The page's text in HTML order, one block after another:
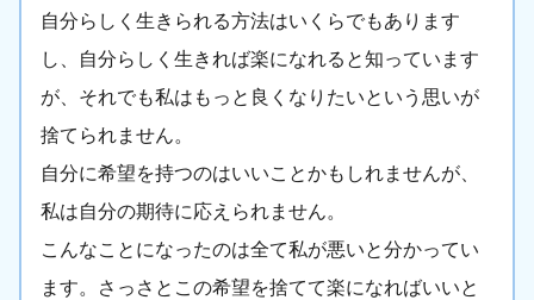
自分らしく生きられる方法はいくらでもあります
し、自分らしく生きれば楽になれると知っています
が、それでも私はもっと良くなりたいという思いが
捨てられません。
自分に希望を持つのはいいことかもしれませんが、
私は自分の期待に応えられません。
こんなことになったのは全て私が悪いと分かってい
ます。さっさとこの希望を捨てて楽になればいいと